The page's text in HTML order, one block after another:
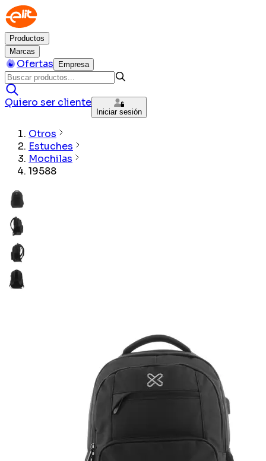
Productos
Marcas
Ofertas Empresa
Quiero ser cliente
Iniciar sesión
Otros
Estuches
Mochilas
19588